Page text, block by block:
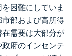
困難にしていま
部および高所得
需要は大部分が
府のインセンテ